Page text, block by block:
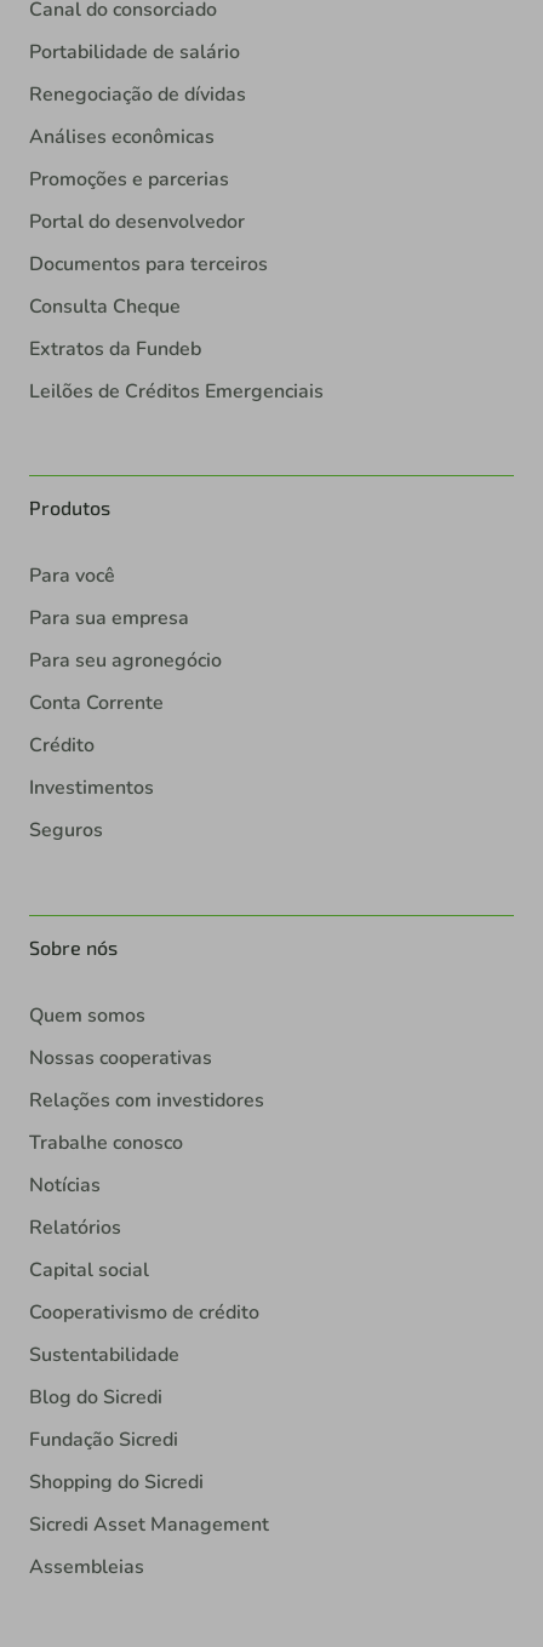
Canal do consorciado
Portabilidade de salário
Renegociação de dívidas
Análises econômicas
Promoções e parcerias
Portal do desenvolvedor
Documentos para terceiros
Consulta Cheque
Extratos da Fundeb
Leilões de Créditos Emergenciais
Produtos
Para você
Para sua empresa
Para seu agronegócio
Conta Corrente
Crédito
Investimentos
Seguros
Sobre nós
Quem somos
Nossas cooperativas
Relações com investidores
Trabalhe conosco
Notícias
Relatórios
Capital social
Cooperativismo de crédito
Sustentabilidade
Blog do Sicredi
Fundação Sicredi
Shopping do Sicredi
Sicredi Asset Management
Assembleias